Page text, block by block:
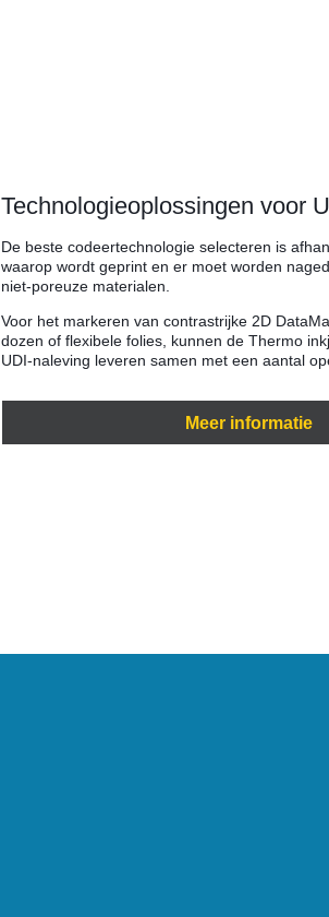
Technologieoplossingen voor
De beste codeertechnologie selecteren is
waarop wordt geprint en er moet worden
niet-poreuze materialen.
Voor het markeren van contrastrijke 2D
dozen of flexibele folies, kunnen de Thermo
UDI-naleving leveren samen met een aantal
Meer informatie